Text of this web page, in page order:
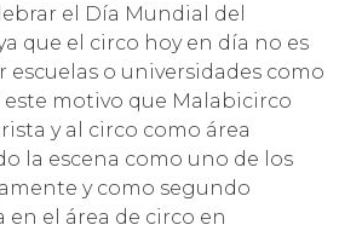
el Día Mundial del
que el circo hoy en día no es
o universidades como
este motivo que Malabicirco
y al circo como área
la escena como uno de los
y como segundo
el área de circo en